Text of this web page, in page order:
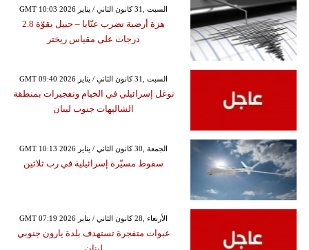
GMT 10:03 2026 السبت ,31 كانون الثاني / يناير
هزة أرضية تضرب عنّايا – جبيل بقوّة 2.8
درجات على مقياس ريختر
GMT 09:40 2026 السبت ,31 كانون الثاني / يناير
توغل إسرائيلي في الخيام وتفجيرات بمنطقة
الشاليهات جنوب لبنان
GMT 10:13 2026 الجمعة ,30 كانون الثاني / يناير
سقوط مسيّرة إسرائيلية في رب ثلاثين
GMT 07:19 2026 الأربعاء ,28 كانون الثاني / يناير
عبوات متفجرة تستهدف بلدة يارون جنوبي